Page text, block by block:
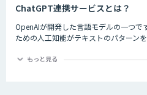
ChatGPT連携サービスとは？
OpenAIが開発した言語モデルの一つで
ための人工知能がテキストのパターン
ChatGPTの最大の特徴として、人間と
もっと見る